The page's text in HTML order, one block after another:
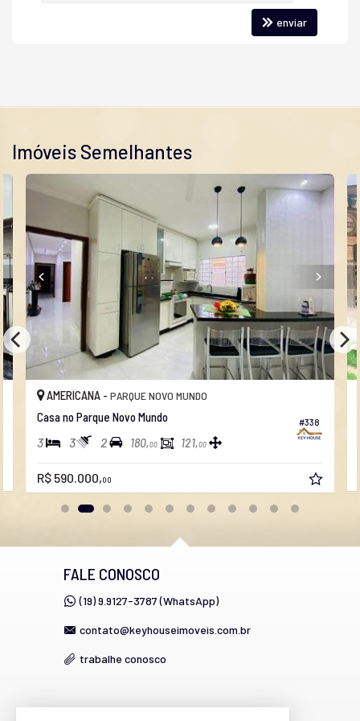
#photooftheday
#americanasp
enviar
Imóveis Semelhantes
#338
AMERICANA - PARQUE NOVO MUNDO
Casa no Parque Novo Mundo
3 3 2 180,00 121,00
R$ 590.000,00
FALE CONOSCO
(19) 9.9127-3787 (WhatsApp)
contato@keyhouseimoveis.com.br
trabalhe conosco